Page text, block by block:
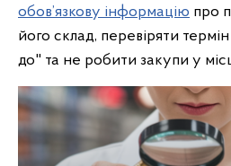
обов’язкову інформацію про
його склад, перевіряти
до" та не робити закупи у